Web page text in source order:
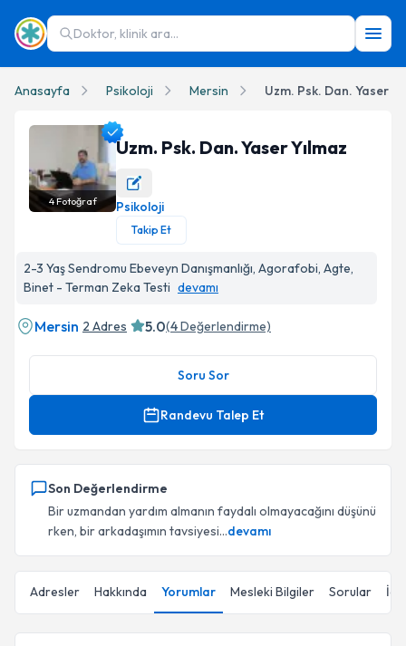
Doktor, klinik ara...
Anasayfa Psikoloji Mersin Uzm. Psk. Dan. Yaser
Uzm. Psk. Dan. Yaser Yılmaz Profil Fotoğrafı
4Fotoğraf
Uzm. Psk. Dan. Yaser Yılmaz
Psikoloji
Takip Et
2-3 Yaş Sendromu Ebeveyn Danışmanlığı, Agorafobi, Agte,
Binet - Terman Zeka Testi devamı
Mersin 2 Adres 5.0(4Değerlendirme)
Soru Sor
Randevu Talep Et
Son Değerlendirme
Bir uzmandan yardım almanın faydalı olmayacağını düşünü
rken, bir arkadaşımın tavsiyesi...devamı
Adresler Hakkında Yorumlar Mesleki Bilgiler Sorular